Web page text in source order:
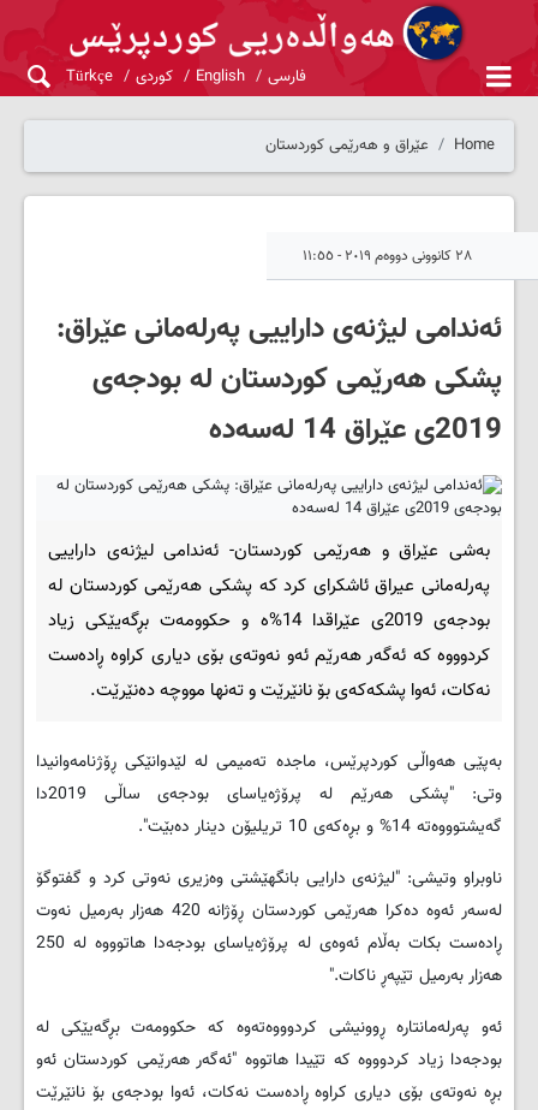
فارسی English کوردی Türkçe
Home عێراق و هەرێمی کوردستان
٢٨ کانوونی دووەم ٢٠١٩ - ١١:٥٥
ئه‌ندامى لیژنه‌ى داراییی په‌رله‌مانى عێراق:
پشکی هه‌رێمی کوردستان له‌ بودجه‌ی
2019ی عێراق 14 له‌سه‌ده‌
به‌شی عێراق و هه‌رێمی کوردستان- ئه‌ندامى لیژنه‌ى داراییى
په‌رله‌مانى عیراق ئاشكرای كرد که‌ پشكى هه‌رێمى كوردستان له‌
بودجه‌ی 2019ی عێراقدا 14%ه‌ و حكوومه‌ت بڕگه‌یێكى زیاد
كردوووه‌ که‌ ئه‌گه‌ر هه‌رێم ئه‌و نه‌وته‌ى بۆى دیاری كراوه‌ ڕاده‌ست
نه‌كات، ئه‌وا پشكه‌كه‌ى بۆ نانێرێت و ته‌نها مووچه‌ ده‌نێرێت.
به‌پێی هه‌واڵی کوردپرێس، ماجده‌ ته‌میمى له ‌لێدوانێكى ڕۆژنامه‌وانیدا
وتى: "پشكى هه‌رێم له‌ پرۆژه‌یاساى بودجه‌ى ساڵى 2019دا
گه‌یشتوووه‌ته‌ 14% و بڕه‌كه‌ى 10 تریلیۆن دینار ده‌بێت".
ناوبراو وتیشى: "لیژنه‌ى دارایى بانگهێشتى وه‌زیرى نه‌وتى كرد و گفتوگۆ
له‌سه‌ر ئه‌وه‌ ده‌كرا هه‌رێمى كوردستان ڕۆژانه‌ 420 هه‌زار به‌رمیل نه‌وت
ڕاده‌ست بكات به‌ڵام ئه‌وه‌ى له‌ پرۆژه‌یاسای بودجه‌دا هاتوووه‌ له‌ 250
هه‌زار به‌رمیل تێپه‌ڕ ناكات."
ئه‌و په‌رله‌مانتاره‌ ڕوونیشی كردوووه‌ته‌وه‌ که‌ حكوومه‌ت بڕگه‌یێكى له‌
بودجه‌دا زیاد كردوووه‌ كه‌ تێیدا هاتووه‌ "ئه‌گه‌ر هه‌رێمى كوردستان ئه‌و
بڕه‌ نه‌وته‌ى بۆى دیاری كراوه‌ ڕاده‌ست نه‌كات، ئه‌وا بودجه‌ى بۆ نانێرێت